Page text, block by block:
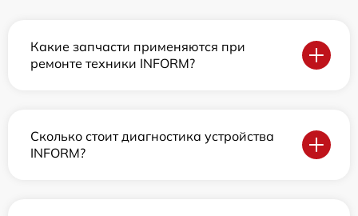
Какие запчасти применяются при
ремонте техники INFORM?
Сколько стоит диагностика устройства
INFORM?